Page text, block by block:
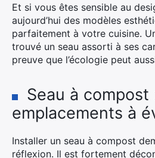
Et si vous êtes sensible au
aujourd’hui des modèles
parfaitement à votre cuisine.
trouvé un seau assorti à ses
preuve que l’écologie peut
Seau à compost
emplacements à
Installer un seau à compost
réflexion. Il est fortement